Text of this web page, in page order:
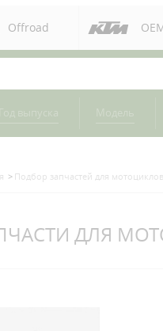
Offroad
Подбор запчастей для мотоциклов
ДЛЯ